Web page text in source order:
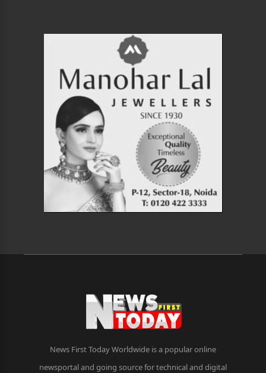
News First Today Worldwide is a popular online
newsportal and going source for technical and digital